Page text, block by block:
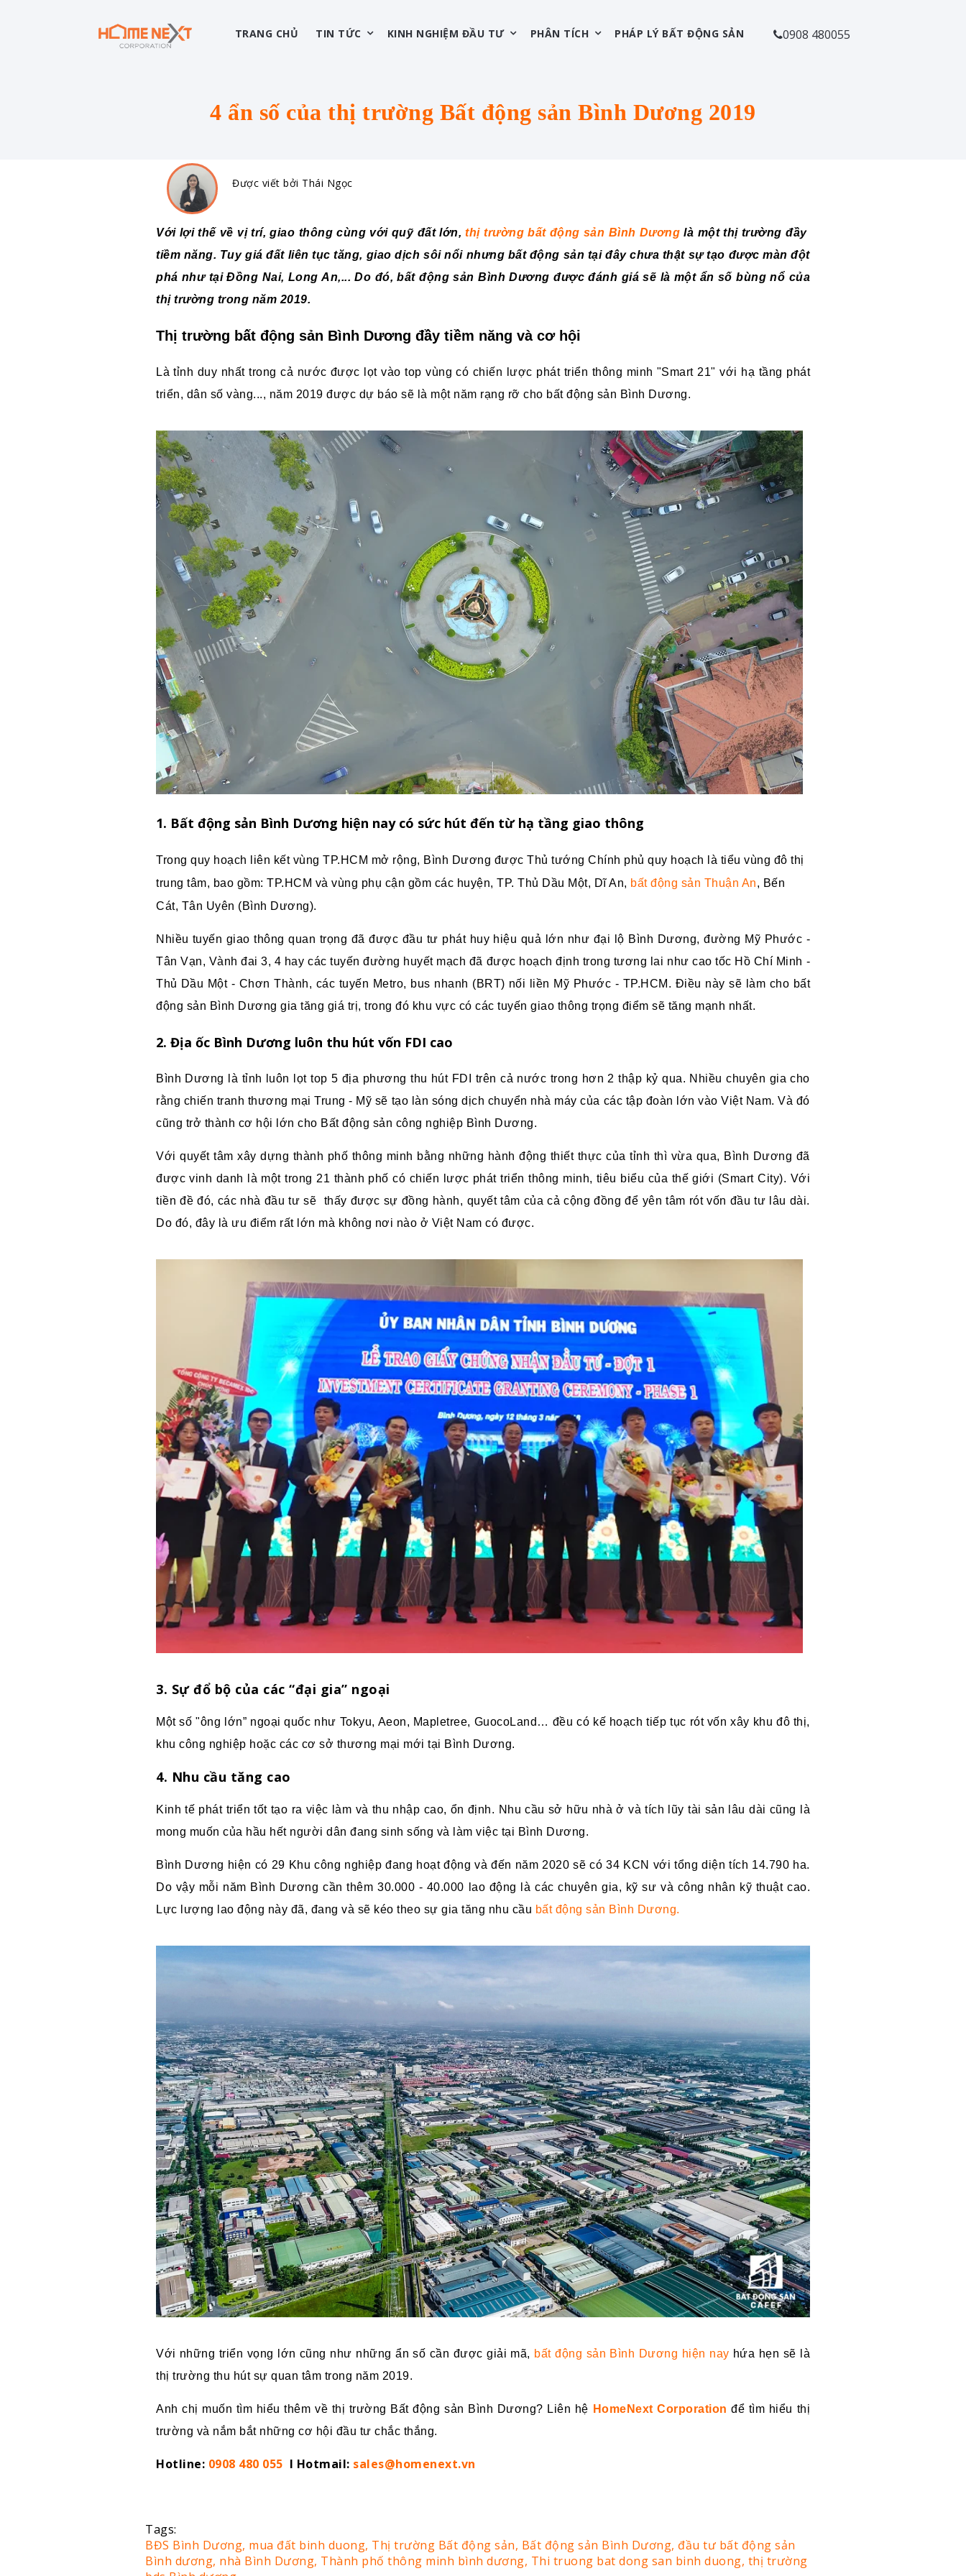
TRANG CHỦ TIN TỨC KINH NGHIỆM ĐẦU TƯ PHÂN TÍCH PHÁP LÝ BẤT ĐỘNG SẢN 0908 480055
4 ẩn số của thị trường Bất động sản Bình Dương 2019
Được viết bởi Thái Ngọc
Với lợi thế về vị trí, giao thông cùng với quỹ đất lớn,thị trường bất động sản Bình Dương là một thị trường đầy
tiềm năng. Tuy giá đất liên tục tăng, giao dịch sôi nổi nhưng bất động sản tại đây chưa thật sự tạo được màn đột
phá như tại Đồng Nai, Long An,... Do đó, bất động sản Bình Dương được đánh giá sẽ là một ẩn số bùng nổ của
thị trường trong năm 2019.
Thị trường bất động sản Bình Dương đầy tiềm năng và cơ hội
Là tỉnh duy nhất trong cả nước được lọt vào top vùng có chiến lược phát triển thông minh "Smart 21" với hạ tầng phát
triển, dân số vàng..., năm 2019 được dự báo sẽ là một năm rạng rỡ cho bất động sản Bình Dương.
1. Bất động sản Bình Dương hiện nay có sức hút đến từ hạ tầng giao thông
Trong quy hoạch liên kết vùng TP.HCM mở rộng, Bình Dương được Thủ tướng Chính phủ quy hoạch là tiểu vùng đô thị
trung tâm, bao gồm: TP.HCM và vùng phụ cận gồm các huyện, TP. Thủ Dầu Một, Dĩ An, bất động sản Thuận An, Bến
Cát, Tân Uyên (Bình Dương).
Nhiều tuyến giao thông quan trọng đã được đầu tư phát huy hiệu quả lớn như đại lộ Bình Dương, đường Mỹ Phước -
Tân Vạn, Vành đai 3, 4 hay các tuyến đường huyết mạch đã được hoạch định trong tương lai như cao tốc Hồ Chí Minh -
Thủ Dầu Một - Chơn Thành, các tuyến Metro, bus nhanh (BRT) nối liền Mỹ Phước - TP.HCM. Điều này sẽ làm cho bất
động sản Bình Dương gia tăng giá trị, trong đó khu vực có các tuyến giao thông trọng điểm sẽ tăng mạnh nhất.
2. Địa ốc Bình Dương luôn thu hút vốn FDI cao
Bình Dương là tỉnh luôn lọt top 5 địa phương thu hút FDI trên cả nước trong hơn 2 thập kỷ qua. Nhiều chuyên gia cho
rằng chiến tranh thương mại Trung - Mỹ sẽ tạo làn sóng dịch chuyển nhà máy của các tập đoàn lớn vào Việt Nam. Và đó
cũng trở thành cơ hội lớn cho Bất động sản công nghiệp Bình Dương.
Với quyết tâm xây dựng thành phố thông minh bằng những hành động thiết thực của tỉnh thì vừa qua, Bình Dương đã
được vinh danh là một trong 21 thành phố có chiến lược phát triển thông minh, tiêu biểu của thế giới (Smart City). Với
tiền đề đó, các nhà đầu tư sẽ thấy được sự đồng hành, quyết tâm của cả cộng đồng để yên tâm rót vốn đầu tư lâu dài.
Do đó, đây là ưu điểm rất lớn mà không nơi nào ở Việt Nam có được.
3. Sự đổ bộ của các “đại gia” ngoại
Một số "ông lớn” ngoại quốc như Tokyu, Aeon, Mapletree, GuocoLand… đều có kế hoạch tiếp tục rót vốn xây khu đô thị,
khu công nghiệp hoặc các cơ sở thương mại mới tại Bình Dương.
4. Nhu cầu tăng cao
Kinh tế phát triển tốt tạo ra việc làm và thu nhập cao, ổn định. Nhu cầu sở hữu nhà ở và tích lũy tài sản lâu dài cũng là
mong muốn của hầu hết người dân đang sinh sống và làm việc tại Bình Dương.
Bình Dương hiện có 29 Khu công nghiệp đang hoạt động và đến năm 2020 sẽ có 34 KCN với tổng diện tích 14.790 ha.
Do vậy mỗi năm Bình Dương cần thêm 30.000 - 40.000 lao động là các chuyên gia, kỹ sư và công nhân kỹ thuật cao.
Lực lượng lao động này đã, đang và sẽ kéo theo sự gia tăng nhu cầu bất động sản Bình Dương.
Với những triển vọng lớn cũng như những ẩn số cần được giải mã, bất động sản Bình Dương hiện nay hứa hẹn sẽ là
thị trường thu hút sự quan tâm trong năm 2019.
Anh chị muốn tìm hiểu thêm về thị trường Bất động sản Bình Dương? Liên hệ HomeNext Corporation để tìm hiểu thị
trường và nắm bắt những cơ hội đầu tư chắc thắng.
Hotline: 0908 480 055 I Hotmail: sales@homenext.vn
Tags:
BĐS Bình Dương, mua đất binh duong, Thị trường Bất động sản, Bất động sản Bình Dương, đầu tư bất động sản
Bình dương, nhà Bình Dương, Thành phố thông minh bình dương, Thi truong bat dong san binh duong, thị trường